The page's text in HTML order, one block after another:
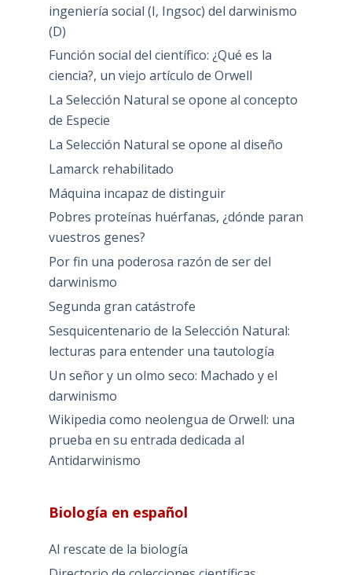
ingeniería social (I, Ingsoc) del darwinismo
(D)
Función social del científico: ¿Qué es la
ciencia?, un viejo artículo de Orwell
La Selección Natural se opone al concepto
de Especie
La Selección Natural se opone al diseño
Lamarck rehabilitado
Máquina incapaz de distinguir
Pobres proteínas huérfanas, ¿dónde paran
vuestros genes?
Por fin una poderosa razón de ser del
darwinismo
Segunda gran catástrofe
Sesquicentenario de la Selección Natural:
lecturas para entender una tautología
Un señor y un olmo seco: Machado y el
darwinismo
Wikipedia como neolengua de Orwell: una
prueba en su entrada dedicada al
Antidarwinismo
Biología en español
Al rescate de la biología